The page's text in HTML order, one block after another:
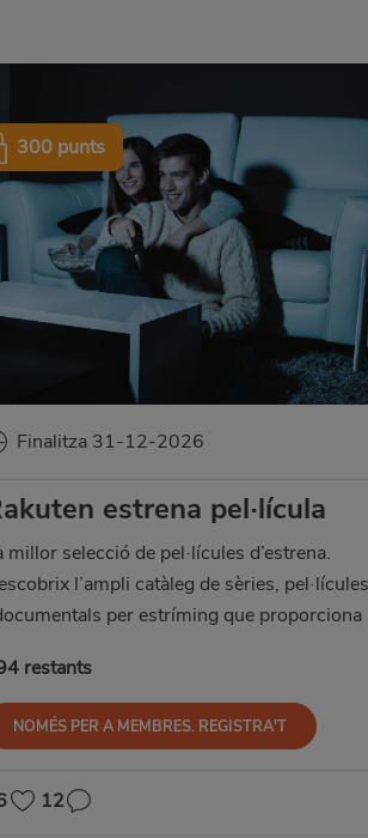
300 punts
Finalitza 31-12-2026
estrena pel·lícula
millor selecció de pel·lícules d’estrena.
l’ampli catàleg de sèries, pel·lícules
per estríming que proporciona
restants
NOMÉS PER A MEMBRES. REGISTRA'T
12